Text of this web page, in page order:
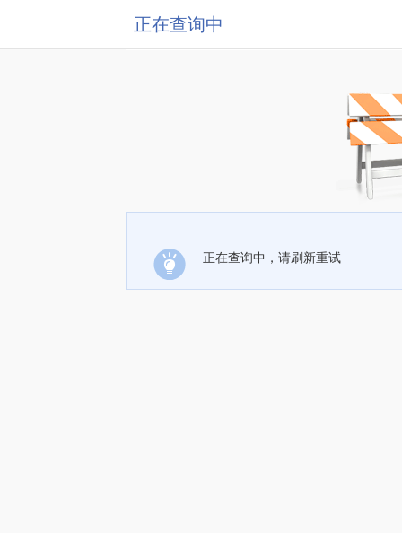
正在查询中
正在查询中，请刷新重试